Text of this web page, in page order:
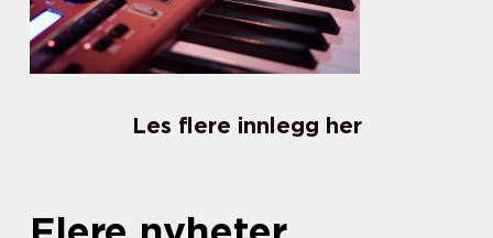
Les flere innlegg her